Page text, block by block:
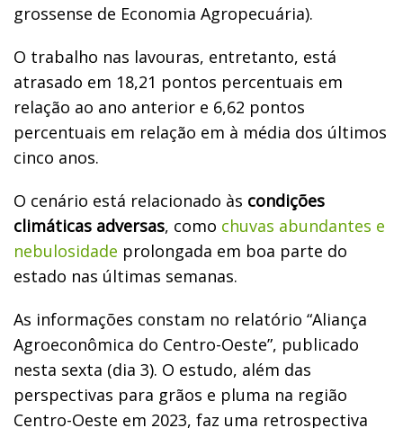
grossense de Economia Agropecuária).
O trabalho nas lavouras, entretanto, está
atrasado em 18,21 pontos percentuais em
relação ao ano anterior e 6,62 pontos
percentuais em relação em à média dos últimos
cinco anos.
O cenário está relacionado às condições
climáticas adversas, como chuvas abundantes e
nebulosidade prolongada em boa parte do
estado nas últimas semanas.
As informações constam no relatório “Aliança
Agroeconômica do Centro-Oeste”, publicado
nesta sexta (dia 3). O estudo, além das
perspectivas para grãos e pluma na região
Centro-Oeste em 2023, faz uma retrospectiva